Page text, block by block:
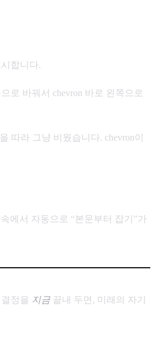
합니다.
로 바꿔서 chevron 바로 왼쪽으로
따라 그냥 비웠습니다. chevron이
에서 자동으로 “본문부터 잡기”가
정을 지금 끝내 두면, 미래의 자기